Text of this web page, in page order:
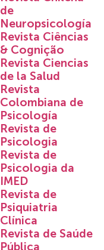
de
Neuropsicología
Revista Ciências
& Cognição
Revista Ciencias
de la Salud
Revista
Colombiana de
Psicología
Revista de
Psicologia
Revista de
Psicologia da
IMED
Revista de
Psiquiatria
Clínica
Revista de Saúde
Pública